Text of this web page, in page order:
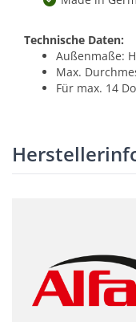
Technische Daten:
Außenmaße:
Max.
Für max. 14